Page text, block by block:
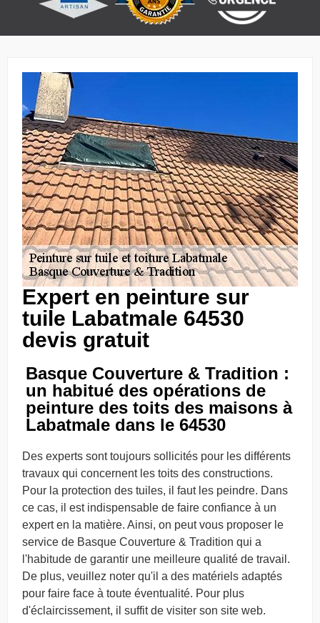
Expert en peinture sur
tuile Labatmale 64530
devis gratuit
Basque Couverture & Tradition :
un habitué des opérations de
peinture des toits des maisons à
Labatmale dans le 64530
Des experts sont toujours sollicités pour les différents
travaux qui concernent les toits des constructions.
Pour la protection des tuiles, il faut les peindre. Dans
ce cas, il est indispensable de faire confiance à un
expert en la matière. Ainsi, on peut vous proposer le
service de Basque Couverture & Tradition qui a
l'habitude de garantir une meilleure qualité de travail.
De plus, veuillez noter qu'il a des matériels adaptés
pour faire face à toute éventualité. Pour plus
d'éclaircissement, il suffit de visiter son site web.